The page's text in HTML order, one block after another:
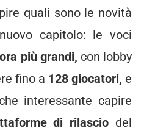
quali sono le novità
capitolo: le voci
più grandi, con lobby
fino a 128 giocatori, e
interessante capire
di rilascio del